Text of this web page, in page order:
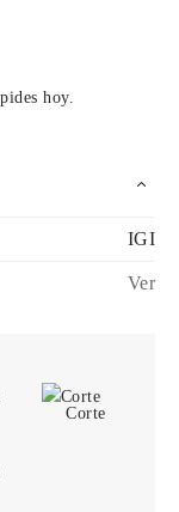
hoy.
IGI
Ver
Corte